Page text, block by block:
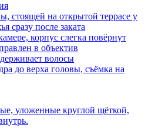
стоящей на открытой террасе у
сразу после заката
корпус слегка повёрнут
в объектив
волосы
до верха головы, съёмка на
уложенные круглой щёткой,